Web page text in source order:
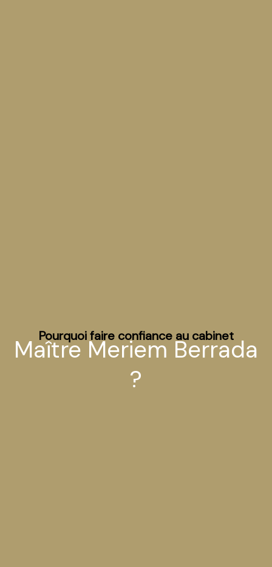
Pourquoi faire confiance au cabinet
Maître Meriem Berrada
?